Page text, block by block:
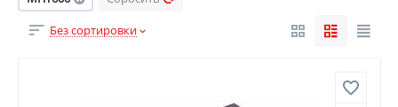
Без сортировки